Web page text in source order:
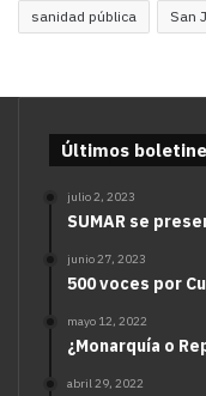
sanidad pública San
Últimos
julio 2, 2023
SUMAR se
junio 27, 2023
500 voces por
mayo 12, 2022
¿Monarquía o
abril 29, 2022